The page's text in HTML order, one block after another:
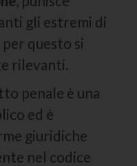
gli estremi di
questo si
rilevanti.
penale è una
ed è
giuridiche
nel codice